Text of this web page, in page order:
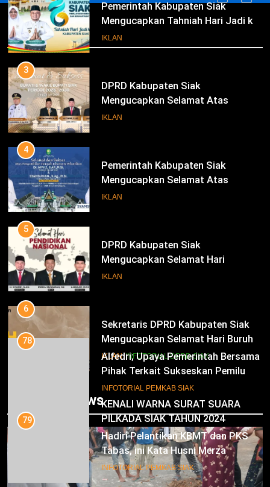
Iklan
Pemerintah Kabupaten Siak
Mengucapkan Tahniah Hari Jadi ke-
26 Kabupaten Siak
IKLAN
3
DPRD Kabupaten Siak
Mengucapkan Selamat Atas
Pengambilan Sumpah Jabatan
IKLAN
4
Pemerintah Kabupaten Siak
Mengucapkan Selamat Atas
Pengambilan Sumpah Jabatan
IKLAN
5
DPRD Kabupaten Siak
Mengucapkan Selamat Hari
Pendidikan Nasional
IKLAN
6
Sekretaris DPRD Kabupaten Siak
Mengucapkan Selamat Hari Buruh
IKLAN INFOTORIAL DPRD SIAK
KENALI WARNA SURAT SUARA
PILKADA SIAK TAHUN 2024
IKLAN
Mari Sukseskan Pilkada Serentak
Trending News
78
Alfedri; Upaya Pemerintah Bersama
Pihak Terkait Sukseskan Pemilu
2024
INFOTORIAL PEMKAB SIAK
79
Hadiri Pelantikan KBMT dan PKS
Tabas, ini Kata Husni Merza
INFOTORIAL PEMKAB SIAK